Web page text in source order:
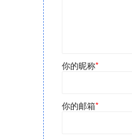
你的昵称*
你的邮箱*